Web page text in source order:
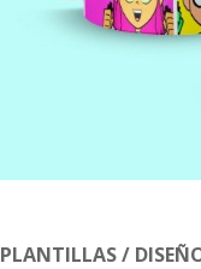
PLANTILLAS /